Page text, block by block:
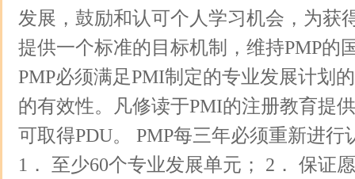
发展，鼓励和认可个人学习机会，为获
提供一个标准的目标机制，维持PMP的
PMP必须满足PMI制定的专业发展计划
的有效性。凡修读于PMI的注册教育提
可取得PDU。 PMP每三年必须重新进
1． 至少60个专业发展单元； 2． 保证